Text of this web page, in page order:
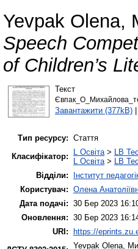
Yevpak Olena,
Speech
of Children’s
Текст
Завантажити (377kB)|
Тип ресурсу: Стаття
Класифікатор:
L Освіта> LB
L Освіта> LB
Відділи:
Інститут
Користувач: Олена
Дата подачі: 30 Бер 2023
Оновлення: 30 Бер 2023
URI:
https://
Yevpak Olena,